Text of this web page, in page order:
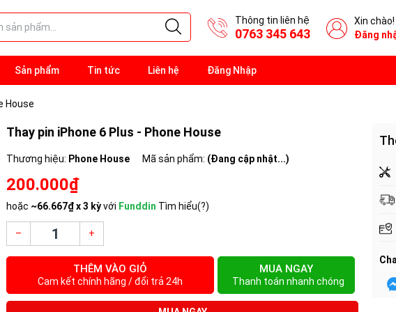
Thông tin liên hệ
0763 345 643
Xin chào!
Đăng
Sản phẩm Tin tức Liên hệ Đăng Nhập
House
Thay pin iPhone 6 Plus - Phone House
Thương hiệu: Phone House Mã sản phẩm: (Đang cập nhật...)
200.000₫
hoặc ~66.667₫x 3 kỳvới Funddin Tìm hiểu(?)
– +
THÊM VÀO GIỎ
Cam kết chính hãng / đổi trả 24h
MUA NGAY
Thanh toán nhanh chóng